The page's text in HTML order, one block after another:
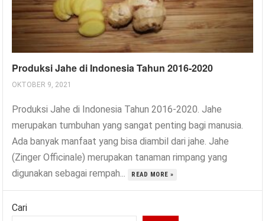
Produksi Jahe di Indonesia Tahun 2016-2020
OKTOBER 9, 2021
Produksi Jahe di Indonesia Tahun 2016-2020. Jahe
merupakan tumbuhan yang sangat penting bagi manusia.
Ada banyak manfaat yang bisa diambil dari jahe. Jahe
(Zinger Officinale) merupakan tanaman rimpang yang
digunakan sebagai rempah...
READ MORE »
Cari